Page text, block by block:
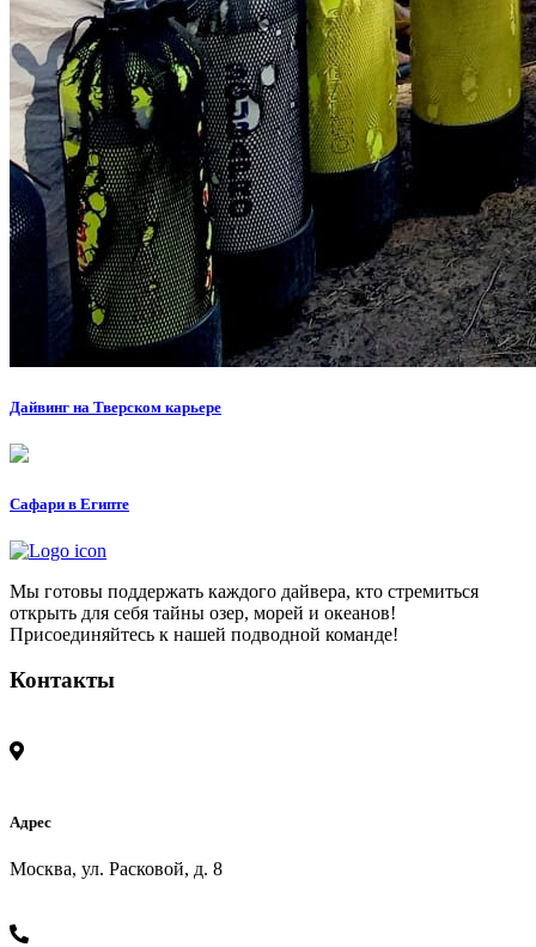
Дайвинг на Тверском карьере
Сафари в Египте
Мы готовы поддержать каждого дайвера, кто стремиться
открыть для себя тайны озер, морей и океанов!
Присоединяйтесь к нашей подводной команде!
Контакты
Адрес
Москва, ул. Расковой, д. 8